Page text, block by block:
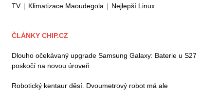
TV | Klimatizace Maoudegola | Nejlepší Linux
ČLÁNKY CHIP.CZ
Dlouho očekávaný upgrade Samsung Galaxy: Baterie u S27
poskočí na novou úroveň
Robotický kentaur děsí. Dvoumetrový robot má ale